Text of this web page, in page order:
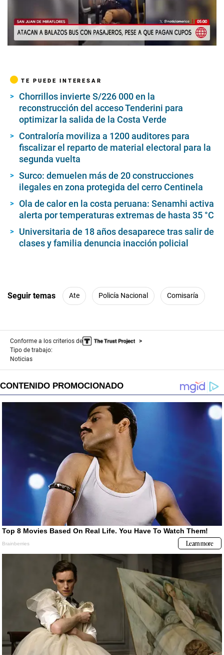
00:00/02:17
TE PUEDE INTERESAR
Chorrillos invierte S/226 000 en la
reconstrucción del acceso Tenderini para
optimizar la salida de la Costa Verde
Contraloría moviliza a 1200 auditores para
fiscalizar el reparto de material electoral para la
segunda vuelta
Surco: demuelen más de 20 construcciones
ilegales en zona protegida del cerro Centinela
Ola de calor en la costa peruana: Senamhi activa
alerta por temperaturas extremas de hasta 35 °C
Universitaria de 18 años desaparece tras salir de
clases y familia denuncia inacción policial
Seguir temas Ate Policía Nacional Comisaría
Conforme a los criterios de
Tipo de trabajo:
Noticias